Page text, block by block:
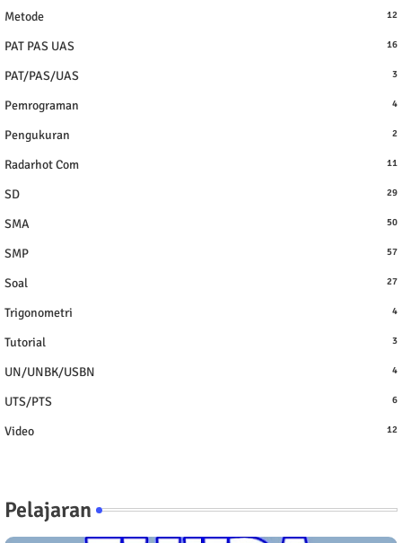
Metode 12
PAT PAS UAS 16
PAT/PAS/UAS 3
Pemrograman 4
Pengukuran 2
Radarhot Com 11
SD 29
SMA 50
SMP 57
Soal 27
Trigonometri 4
Tutorial 3
UN/UNBK/USBN 4
UTS/PTS 6
Video 12
Pelajaran